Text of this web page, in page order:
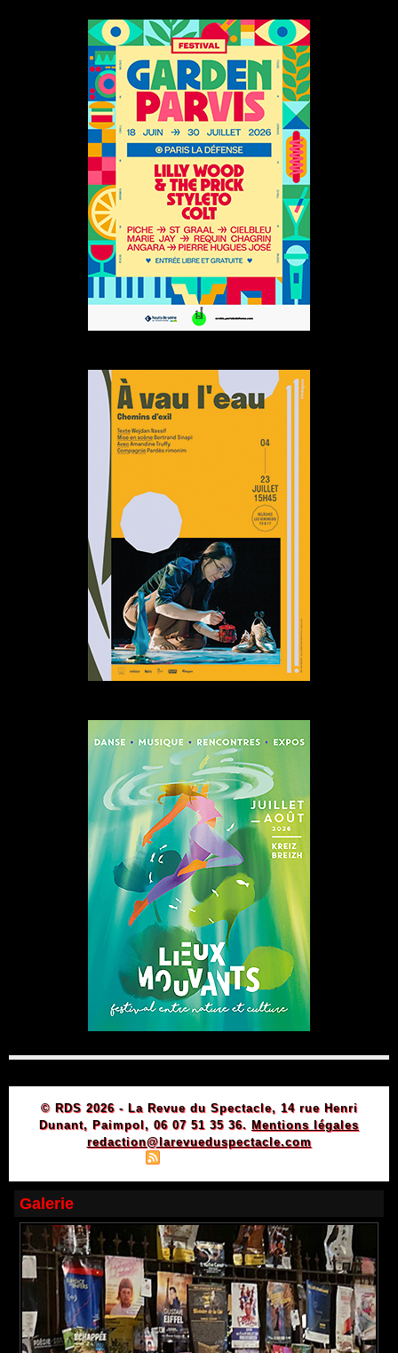
© RDS 2026 - La Revue du Spectacle, 14 rue Henri
Dunant, Paimpol, 06 07 51 35 36. Mentions légales
redaction@larevueduspectacle.com
Galerie